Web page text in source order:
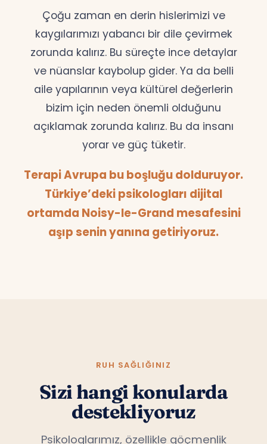
Çoğu zaman en derin hislerimizi ve
kaygılarımızı yabancı bir dile çevirmek
zorunda kalırız. Bu süreçte ince detaylar
ve nüanslar kaybolup gider. Ya da belli
aile yapılarının veya kültürel değerlerin
bizim için neden önemli olduğunu
açıklamak zorunda kalırız. Bu da insanı
yorar ve güç tüketir.
Terapi Avrupa bu boşluğu dolduruyor.
Türkiye’deki psikologları dijital
ortamda Noisy-le-Grand mesafesini
aşıp senin yanına getiriyoruz.
RUH SAĞLIĞINIZ
Sizi hangi konularda
destekliyoruz
Psikologlarımız, özellikle göçmenlik